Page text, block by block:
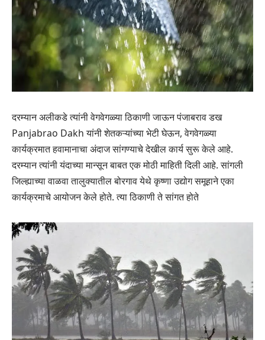
दरम्यान अलीकडे त्यांनी वेगवेगळ्या ठिकाणी जाऊन पंजाबराव डख
Panjabrao Dakh यांनी शेतकऱ्यांच्या भेटी घेऊन, वेगवेगळ्या
कार्यक्रमात हवामानाचा अंदाज सांगण्याचे देखील कार्य सुरू केले आहे.
दरम्यान त्यांनी यंदाच्या मान्सून बाबत एक मोठी माहिती दिली आहे. सांगली
जिल्ह्याच्या वाळवा तालुक्यातील बोरगाव येथे कृष्णा उद्योग समूहाने एका
कार्यक्रमाचे आयोजन केले होते. त्या ठिकाणी ते सांगत होते